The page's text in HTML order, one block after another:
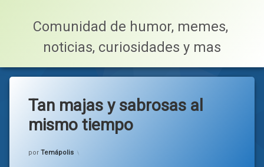
Tabla de puntos
Comunidad de humor, memes,
noticias, curiosidades y mas
Tan majas y sabrosas al
mismo tiempo
por Temápolis